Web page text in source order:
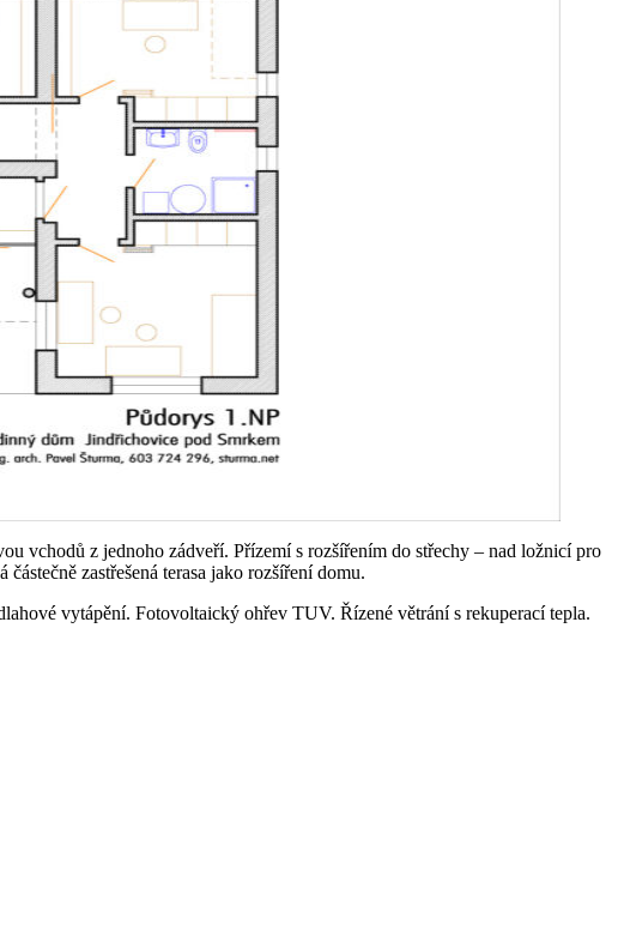
vchodů z jednoho zádveří. Přízemí s rozšířením do střechy – nad ložnicí pro
zastřešená terasa jako rozšíření domu.
vytápění. Fotovoltaický ohřev TUV. Řízené větrání s rekuperací tepla.